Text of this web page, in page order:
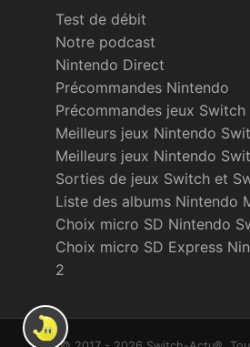
Test de débit
Notre podcast
Nintendo Direct
Précommandes Nintendo
Précommandes jeux Switch
Meilleurs jeux Nintendo
Meilleurs jeux Nintendo
Sorties de jeux Switch et
Liste des albums Nintendo
Choix micro SD Nintendo
Choix micro SD Express
2